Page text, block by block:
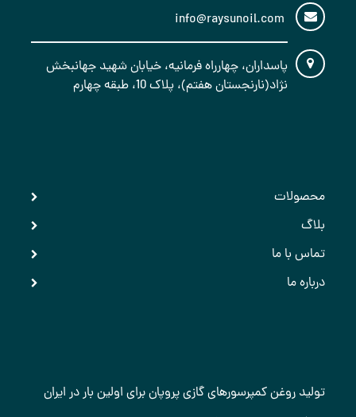
پاسداران، چهارراه فرمانیه، خیابان شهید جهانبخش
نژاد(نارنجستان هفتم)، پلاک 10، طبقه چهارم
محصولات
بلاگ
تماس با ما
درباره ما
تولید روغن کمپرسورهای گازی پروپان برای اولین بار در ایران